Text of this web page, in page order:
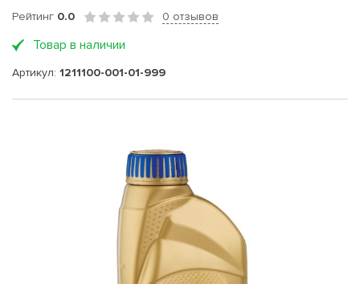
Рейтинг 0.0 0 отзывов
Товар в наличии
Артикул: 1211100-001-01-999